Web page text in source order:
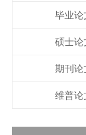
毕业论
硕士论
期刊论
维普论